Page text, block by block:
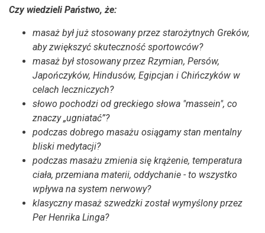
Czy wiedzieli Państwo, że:
masaż był już stosowany przez starożytnych Greków,
aby zwiększyć skuteczność sportowców?
masaż był stosowany przez Rzymian, Persów,
Japończyków, Hindusów, Egipcjan i Chińczyków w
celach leczniczych?
słowo pochodzi od greckiego słowa "massein", co
znaczy „ugniatać”?
podczas dobrego masażu osiągamy stan mentalny
bliski medytacji?
podczas masażu zmienia się krążenie, temperatura
ciała, przemiana materii, oddychanie - to wszystko
wpływa na system nerwowy?
klasyczny masaż szwedzki został wymyślony przez
Per Henrika Linga?